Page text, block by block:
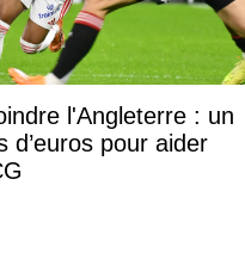
l'Angleterre : un
d’euros pour aider